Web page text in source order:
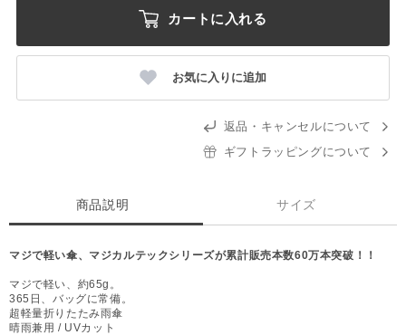
カートに入れる
お気に入りに追加
返品・キャンセルについて
ギフトラッピングについて
商品説明 サイズ
マジで軽い傘、マジカルテックシリーズが累計販売本数60万本突破！！
マジで軽い、約65g。
365日、バッグに常備。
超軽量折りたたみ雨傘
晴雨兼用 / UVカット